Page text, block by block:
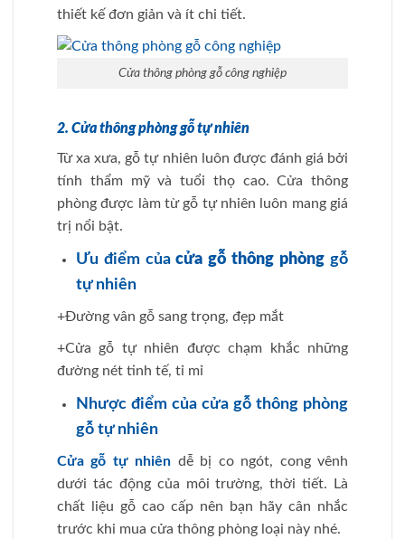
thiết kế đơn giản và ít chi tiết.
Cửa thông phòng gỗ công nghiệp
2. Cửa thông phòng gỗ tự nhiên
Từ xa xưa, gỗ tự nhiên luôn được đánh giá bởi
tính thẩm mỹ và tuổi thọ cao. Cửa thông
phòng được làm từ gỗ tự nhiên luôn mang giá
trị nổi bật.
Ưu điểm củacửa gỗ thông phòng gỗ
tự nhiên
+Đường vân gỗ sang trọng, đẹp mắt
+Cửa gỗ tự nhiên được chạm khắc những
đường nét tinh tế, tỉ mỉ
Nhược điểm của cửa gỗ thông phòng
gỗ tự nhiên
Cửa gỗ tự nhiên dễ bị co ngót, cong vênh
dưới tác động của môi trường, thời tiết. Là
chất liệu gỗ cao cấp nên bạn hãy cân nhắc
trước khi mua cửa thông phòng loại này nhé.